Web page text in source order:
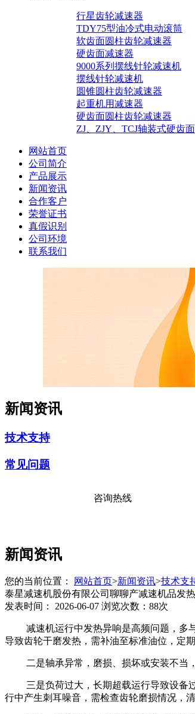
行星齿轮减速器
TDY75型油冷式电动滚筒
软齿面圆柱齿轮减速器
硬齿面减速器
9000系列摆线针轮减速机
摆线针轮减速机
圆锥圆柱齿轮减速器
起重机用减速器
硬齿面圆柱齿轮减速器
ZJ、ZJY、TCJ轴装式硬齿面
网站首页
公司简介
产品展示
新闻资讯
合作客户
荣誉证书
真假识别
公司环境
联系我们
新闻资讯
技术支持
常见问题
咨询热线
新闻资讯
您的当前位置： 网站首页>新闻资讯>技术支
泰星减速机股份有限公司聊聊产减速机品发
发表时间： 2026-06-07 浏览次数：88次
减速机运行中发热异响是高频问题，多
导致齿轮干磨发热，需补油至标准油位，定
二是轴承异常，磨损、损坏或安装不当
三是负荷过大，长期超载运行导致设备
行中产生刺耳噪音，需检查齿轮磨损情况，